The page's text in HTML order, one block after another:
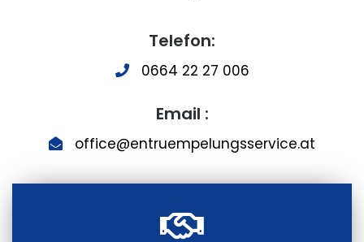
Telefon:
0664 22 27 006
Email :
office@entruempelungsservice.at